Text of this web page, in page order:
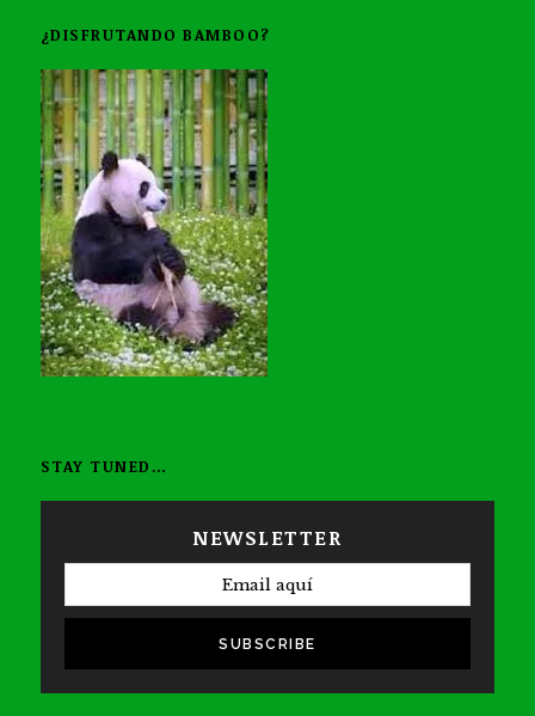
¿DISFRUTANDO BAMBOO?
STAY TUNED…
NEWSLETTER
SUBSCRIBE